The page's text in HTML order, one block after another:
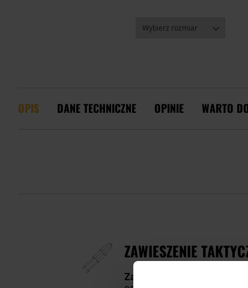
OPIS DANE TECHNICZNE OPINIE WARTO
ZAWIESZENIE
Zawieszenie taktyczne 1/2-